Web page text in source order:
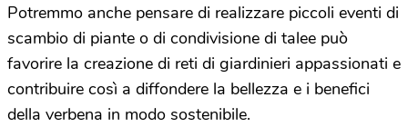
Potremmo anche pensare di realizzare piccoli eventi di
scambio di piante o di condivisione di talee può
favorire la creazione di reti di giardinieri appassionati e
contribuire così a diffondere la bellezza e i benefici
della verbena in modo sostenibile.